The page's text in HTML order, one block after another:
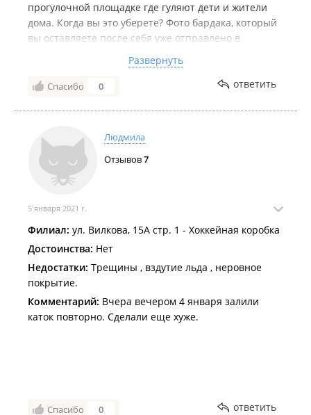
прогулочной площадке где гуляют дети и жители
дома. Когда вы это уберете? Фото бардака, который
вы оставляете после себя уже отправлено в
время вы не уберете за собой все , такие фото будут
отправлены по Госуслугам в Москву на контроль
Развернуть
Спасибо 0 ответить
Людмила
Отзывов7
5 января 2021 г.
Филиал: ул. Вилкова, 15А стр. 1 - Хоккейная коробка
Достоинства: Нет
Недостатки: Трещины , вздутие льда , неровное
покрытие.
Комментарий: Вчера вечером 4 января залили
каток повторно. Сделали еще хуже.
Спасибо 0 ответить